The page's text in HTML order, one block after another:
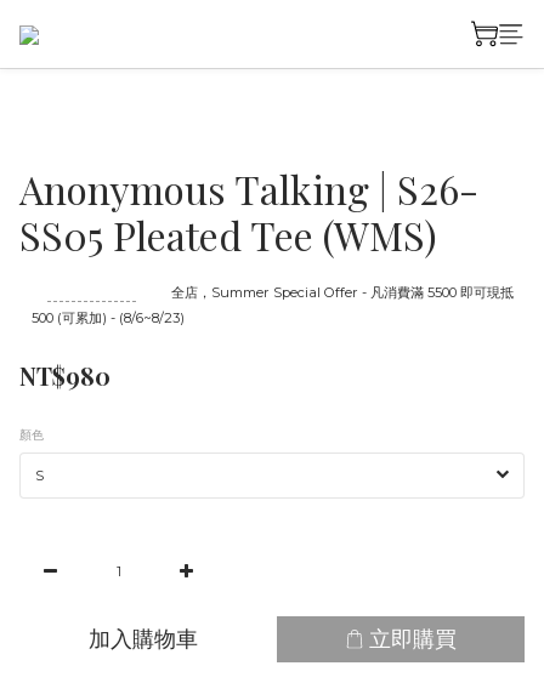
Anonymous Talking | S26-
SS05 Pleated Tee (WMS)
全店，Summer Special Offer - 凡消費滿 5500 即可現抵
500 (可累加) - (8/6~8/23)
NT$980
顏色
加入購物車 立即購買